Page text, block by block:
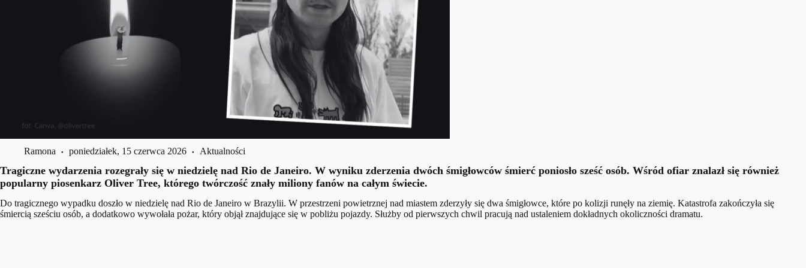
Ramona poniedziałek, 15 czerwca 2026 Aktualności
Tragiczne wydarzenia rozegrały się w niedzielę nad Rio de Janeiro. W wyniku zderzenia dwóch śmigłowców śmierć poniosło sześć osób. Wśród ofiar znalazł się również
popularny piosenkarz Oliver Tree, którego twórczość znały miliony fanów na całym świecie.
Do tragicznego wypadku doszło w niedzielę nad Rio de Janeiro w Brazylii. W przestrzeni powietrznej nad miastem zderzyły się dwa śmigłowce, które po kolizji runęły na ziemię. Katastrofa zakończyła się
śmiercią sześciu osób, a dodatkowo wywołała pożar, który objął znajdujące się w pobliżu pojazdy. Służby od pierwszych chwil pracują nad ustaleniem dokładnych okoliczności dramatu.